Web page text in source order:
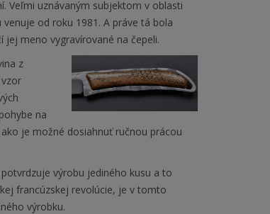
Veľmi uznávaným subjektom v oblasti
od roku 1981. A práve tá bola
meno vygravírované na čepeli.
z
na
je možné dosiahnuť ručnou prácou
výrobu jediného kusu a to
francúzskej revolúcie, je v tomto
výrobku.